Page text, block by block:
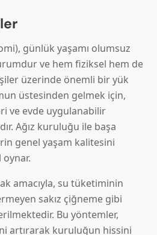
günlük yaşamı olumsuz
ve hem fiziksel hem de
üzerinde önemli bir yük
üstesinden gelmek için,
ve evde uygulanabilir
Ağız kuruluğu ile başa
genel yaşam kalitesini
amacıyla, su tüketiminin
sakız çiğneme gibi
Bu yöntemler,
artırarak kuruluğun hissini